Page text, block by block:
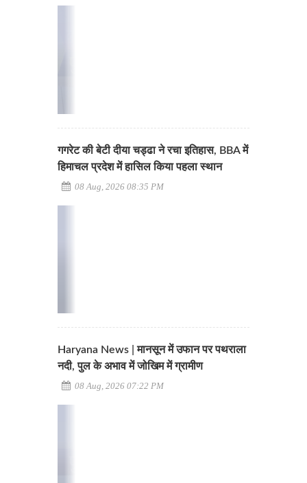
गगरेट की बेटी दीया चड्ढा ने रचा इतिहास, BBA में
हिमाचल प्रदेश में हासिल किया पहला स्थान
08 Aug, 2026 08:35 PM
Haryana News | मानसून में उफान पर पथराला
नदी, पुल के अभाव में जोखिम में ग्रामीण
08 Aug, 2026 07:22 PM